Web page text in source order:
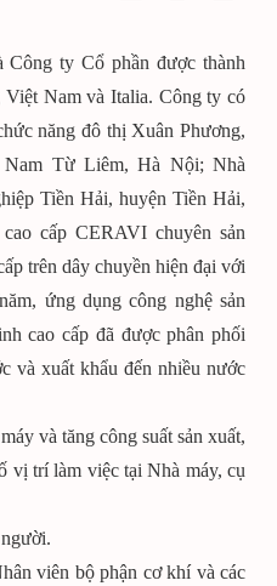
ty Cổ phần được thành
Việt Nam và Italia. Công ty có
năng đô thị Xuân Phương,
Nam Từ Liêm, Hà Nội; Nhà
Tiền Hải, huyện Tiền Hải,
cấp CERAVI chuyên sản
trên dây chuyền hiện đại với
ứng dụng công nghệ sản
cao cấp đã được phân phối
và xuất khẩu đến nhiều nước
và tăng công suất sản xuất,
vị trí làm việc tại Nhà máy, cụ
bộ phận cơ khí và các